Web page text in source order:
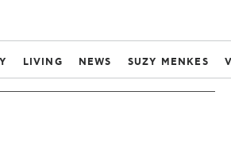
LIVING NEWS SUZY MENKES